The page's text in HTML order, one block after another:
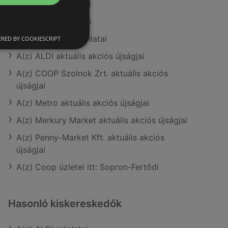
A(z) Coop ajánlatai
A(z) Príma ajánlatai
A(z) AlphaZoo ajánlatai
A(z) ALDI aktuális akciós újságjai
A(z) COOP Szolnok Zrt. aktuális akciós
újságjai
A(z) Metro aktuális akciós újságjai
A(z) Merkury Market aktuális akciós újságjai
A(z) Penny-Market Kft. aktuális akciós
újságjai
A(z) Coop üzletei itt: Sopron-Fertődi
Hasonló kiskereskedők
BY COOKIESCRIPT